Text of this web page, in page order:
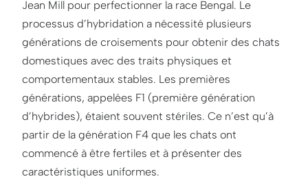
Jean Mill pour perfectionner la race Bengal. Le
processus d’hybridation a nécessité plusieurs
générations de croisements pour obtenir des chats
domestiques avec des traits physiques et
comportementaux stables. Les premières
générations, appelées F1 (première génération
d’hybrides), étaient souvent stériles. Ce n’est qu’à
partir de la génération F4 que les chats ont
commencé à être fertiles et à présenter des
caractéristiques uniformes.